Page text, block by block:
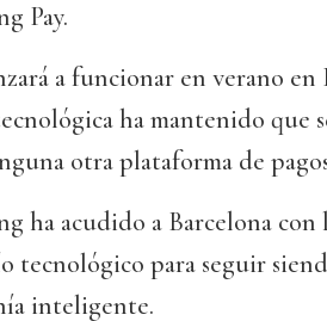
Pay.
a funcionar en verano en
ha mantenido que
otra plataforma de
ha acudido a Barcelona
tecnológico para seguir
inteligente.